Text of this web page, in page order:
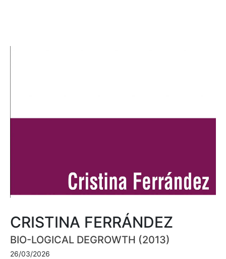
CRISTINA FERRÁNDEZ
BIO-LOGICAL DEGROWTH (2013)
26/03/2026